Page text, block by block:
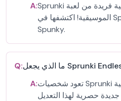
A:Sprunki هي شخصية فريدة من لعبة Sprunki
الموسيقية! اكتشفها في Sprunki Endless على العاب
Spunky.
Q:
A:تعود شخصيات Sprunki المألوفة بقدرات صوتية
حصرية لهذا التعديل